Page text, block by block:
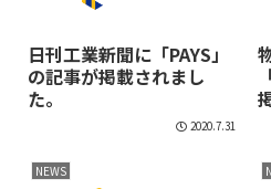
日刊工業新聞に「PAYS」
の記事が掲載されまし
た。
2020.7.31
NEWS